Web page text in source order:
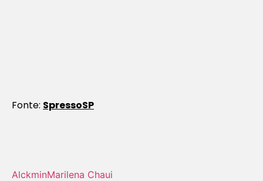
Fonte: SpressoSP
AlckminMarilena Chaui